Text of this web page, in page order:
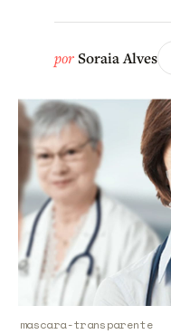
porSoraia Alves
mascara-transparente